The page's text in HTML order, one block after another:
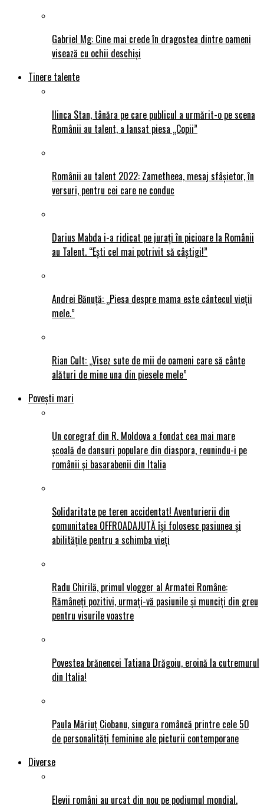
Gabriel Mg: Cine mai crede în dragostea dintre oameni
visează cu ochii deschiși
Tinere talente
Ilinca Stan, tânăra pe care publicul a urmărit-o pe scena
Românii au talent, a lansat piesa „Copii”
Românii au talent 2022: Zametheea, mesaj sfâșietor, în
versuri, pentru cei care ne conduc
Darius Mabda i-a ridicat pe jurați în picioare la Românii
au Talent. “Ești cel mai potrivit să câștigi!”
Andrei Bănuță: „Piesa despre mama este cântecul vieții
mele.”
Rian Cult: „Visez sute de mii de oameni care să cânte
alături de mine una din piesele mele”
Povești mari
Un coregraf din R. Moldova a fondat cea mai mare
școală de dansuri populare din diaspora, reunindu-i pe
românii și basarabenii din Italia
Solidaritate pe teren accidentat! Aventurierii din
comunitatea OFFROADAJUTĂ își folosesc pasiunea și
abilitățile pentru a schimba vieți
Radu Chirilă, primul vlogger al Armatei Române:
Rămâneți pozitivi, urmați-vă pasiunile și munciți din greu
pentru visurile voastre
Povestea brănencei Tatiana Drăgoiu, eroină la cutremurul
din Italia!
Paula Măriuț Ciobanu, singura româncă printre cele 50
de personalități feminine ale picturii contemporane
Diverse
Elevii români au urcat din nou pe podiumul mondial.